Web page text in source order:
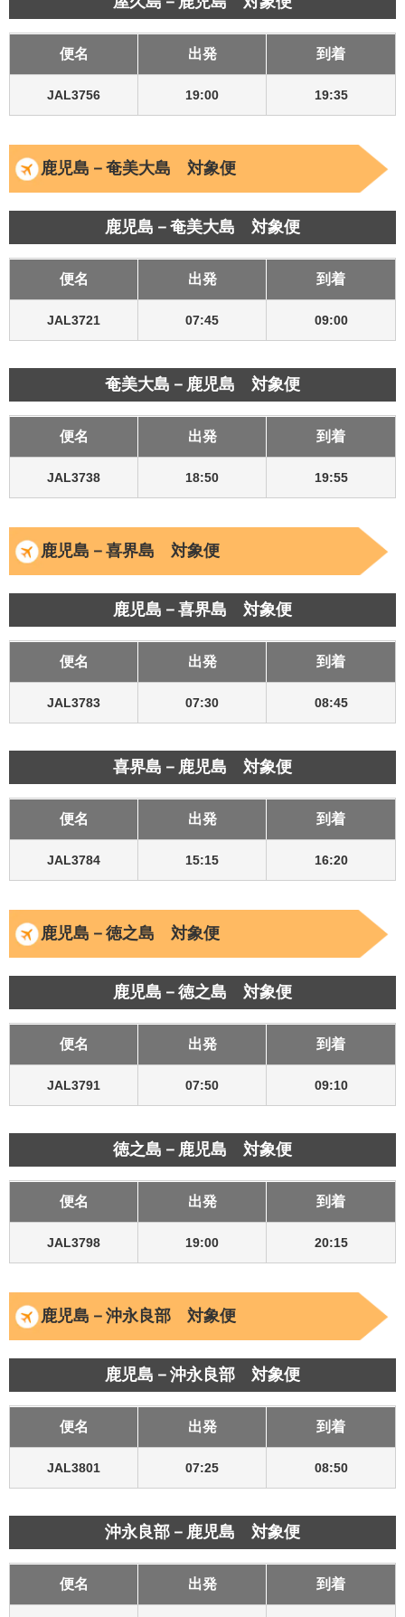
便名 出発 到着
JAL3756 19:00 19:35
鹿児島－奄美大島 対象便
鹿児島－奄美大島 対象便
便名 出発 到着
JAL3721 07:45 09:00
奄美大島－鹿児島 対象便
便名 出発 到着
JAL3738 18:50 19:55
鹿児島－喜界島 対象便
鹿児島－喜界島 対象便
便名 出発 到着
JAL3783 07:30 08:45
喜界島－鹿児島 対象便
便名 出発 到着
JAL3784 15:15 16:20
鹿児島－徳之島 対象便
鹿児島－徳之島 対象便
便名 出発 到着
JAL3791 07:50 09:10
徳之島－鹿児島 対象便
便名 出発 到着
JAL3798 19:00 20:15
鹿児島－沖永良部 対象便
鹿児島－沖永良部 対象便
便名 出発 到着
JAL3801 07:25 08:50
沖永良部－鹿児島 対象便
便名 出発 到着